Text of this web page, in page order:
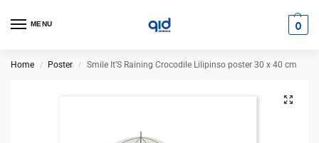
MENU 0
Home / Poster / Smile It’S Raining Crocodile Lilipinso poster 30 x 40 cm